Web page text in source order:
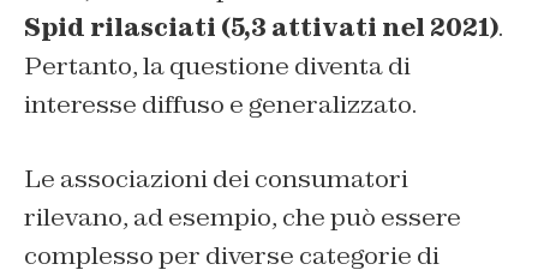
Spid rilasciati (5,3 attivati nel 2021).
Pertanto, la questione diventa di
interesse diffuso e generalizzato.
Le associazioni dei consumatori
rilevano, ad esempio, che può essere
complesso per diverse categorie di